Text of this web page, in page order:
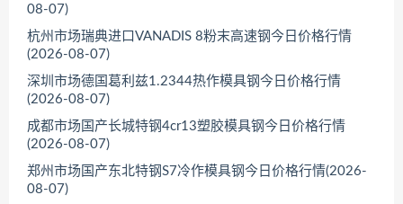
08-07)
杭州市场瑞典进口VANADIS 8粉末高速钢今日价格行情
(2026-08-07)
深圳市场德国葛利兹1.2344热作模具钢今日价格行情
(2026-08-07)
成都市场国产长城特钢4cr13塑胶模具钢今日价格行情
(2026-08-07)
郑州市场国产东北特钢S7冷作模具钢今日价格行情(2026-
08-07)